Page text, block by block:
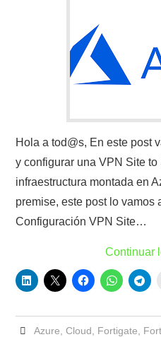
Hola a tod@s, En este post
y configurar una VPN Site to
infraestructura montada en
premise, este post lo vamos
Configuración VPN Site…
Continuar
Azure Cloud Fortigate